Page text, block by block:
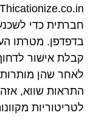
חברתית כדי
בדפדפן. מטרתו
קבלת אישור
לאחר שהן
התראות שווא,
לטריטוריות